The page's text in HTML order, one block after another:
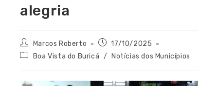
alegria
Marcos Roberto
17/10/2025
Boa Vista do Buricá / Notícias dos Municípios